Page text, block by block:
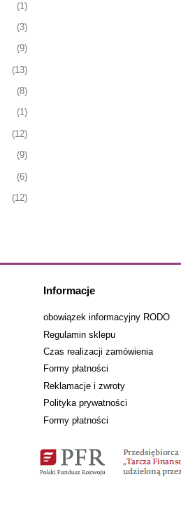
(1)
(3)
(9)
(13)
(8)
(1)
(12)
(9)
(6)
(12)
Informacje
obowiązek informacyjny RODO
Regulamin sklepu
Czas realizacji zamówienia
Formy płatności
Reklamacje i zwroty
Polityka prywatności
Formy płatności